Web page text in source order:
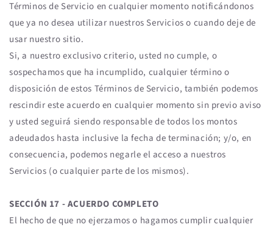
Términos de Servicio en cualquier momento notificándonos
que ya no desea utilizar nuestros Servicios o cuando deje de
usar nuestro sitio.
Si, a nuestro exclusivo criterio, usted no cumple, o
sospechamos que ha incumplido, cualquier término o
disposición de estos Términos de Servicio, también podemos
rescindir este acuerdo en cualquier momento sin previo aviso
y usted seguirá siendo responsable de todos los montos
adeudados hasta inclusive la fecha de terminación; y/o, en
consecuencia, podemos negarle el acceso a nuestros
Servicios (o cualquier parte de los mismos).
SECCIÓN 17 - ACUERDO COMPLETO
El hecho de que no ejerzamos o hagamos cumplir cualquier